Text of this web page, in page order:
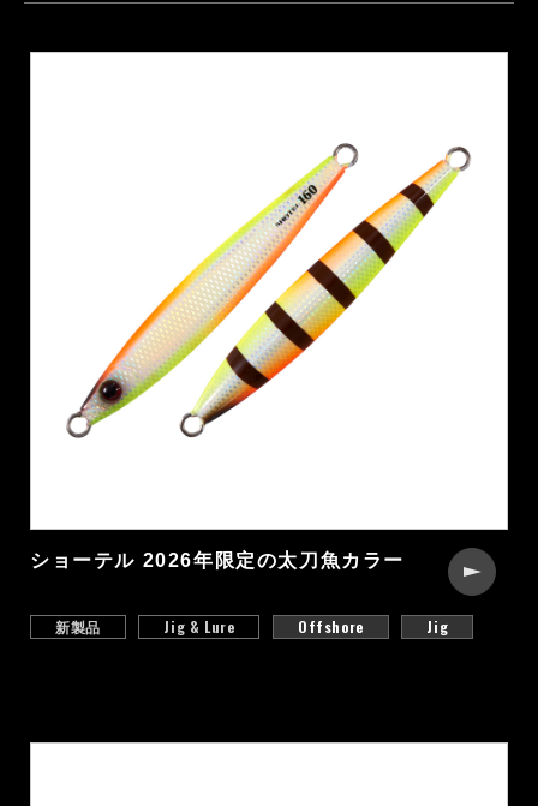
ショーテル 2026年限定の太刀魚カラー
新製品 Jig & Lure Offshore Jig